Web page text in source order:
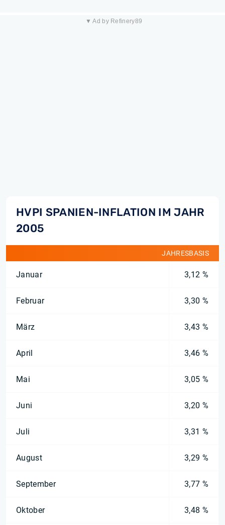
▼ Ad by Refinery89
HVPI SPANIEN-INFLATION IM JAHR
2005
JAHRESBASIS
Januar 3,12 %
Februar 3,30 %
März 3,43 %
April 3,46 %
Mai 3,05 %
Juni 3,20 %
Juli 3,31 %
August 3,29 %
September 3,77 %
Oktober 3,48 %